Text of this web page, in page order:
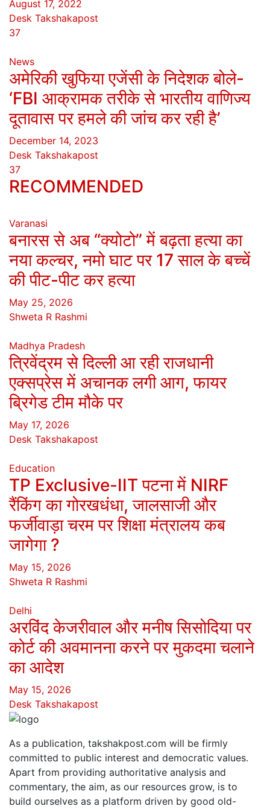
August 17, 2022
Desk Takshakapost
37
News
अमेरिकी खुफिया एजेंसी के निदेशक बोले-
‘FBI आक्रामक तरीके से भारतीय वाणिज्य
दूतावास पर हमले की जांच कर रही है’
December 14, 2023
Desk Takshakapost
37
RECOMMENDED
Varanasi
बनारस से अब “क्योटो” में बढ़ता हत्या का
नया कल्चर, नमो घाट पर 17 साल के बच्चें
की पीट-पीट कर हत्या
May 25, 2026
Shweta R Rashmi
Madhya Pradesh
त्रिवेंद्रम से दिल्ली आ रही राजधानी
एक्सप्रेस में अचानक लगी आग, फायर
ब्रिगेड टीम मौके पर
May 17, 2026
Desk Takshakapost
Education
TP Exclusive-IIT पटना में NIRF
रैंकिंग का गोरखधंधा, जालसाजी और
फर्जीवाड़ा चरम पर शिक्षा मंत्रालय कब
जागेगा ?
May 15, 2026
Shweta R Rashmi
Delhi
अरविंद केजरीवाल और मनीष सिसोदिया पर
कोर्ट की अवमानना करने पर मुकदमा चलाने
का आदेश
May 15, 2026
Desk Takshakapost
As a publication, takshakpost.com will be firmly
committed to public interest and democratic values.
Apart from providing authoritative analysis and
commentary, the aim, as our resources grow, is to
build ourselves as a platform driven by good old-